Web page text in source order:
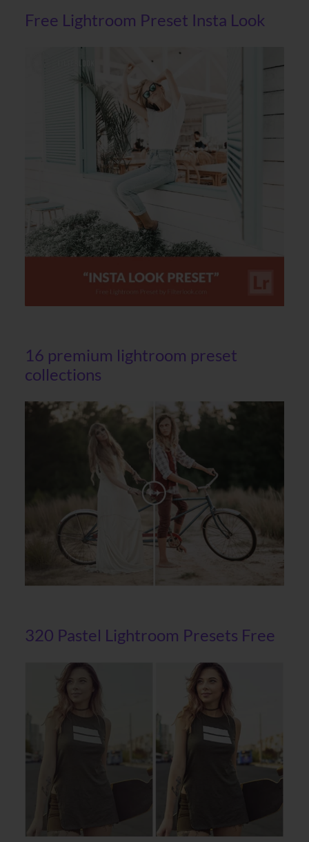
Free Lightroom Preset Insta Look
16 premium lightroom preset
collections
320 Pastel Lightroom Presets Free